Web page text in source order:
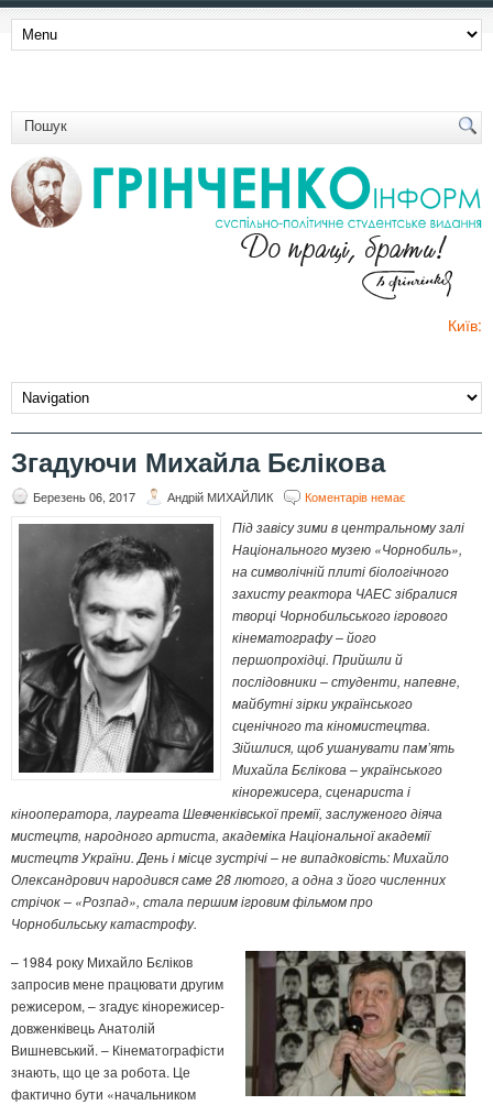
Київ:
Згадуючи Михайла Бєлікова
Березень 06, 2017 Андрій МИХАЙЛИК Коментарів немає
Під завісу зими в центральному залі
Національного музею «Чорнобиль»,
на символічній плиті біологічного
захисту реактора ЧАЕС зібралися
творці Чорнобильського ігрового
кінематографу – його
першопрохідці. Прийшли й
послідовники – студенти, напевне,
майбутні зірки українського
сценічного та кіномистецтва.
Зійшлися, щоб ушанувати пам’ять
Михайла Бєлікова – українського
кінорежисера, сценариста і
кінооператора, лауреата Шевченківської премії, заслуженого діяча
мистецтв, народного артиста, академіка Національної академії
мистецтв України. День і місце зустрічі – не випадковість: Михайло
Олександрович народився саме 28 лютого, а одна з його численних
стрічок – «Розпад», стала першим ігровим фільмом про
Чорнобильську катастрофу.
– 1984 року Михайло Бєліков
запросив мене працювати другим
режисером, – згадує кінорежисер-
довженківець Анатолій
Вишневський. – Кінематографісти
знають, що це за робота. Це
фактично бути «начальником